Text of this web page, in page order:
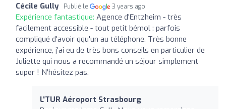
Cécile Gully Publié le 3 years ago
Expérience fantastique: Agence d'Entzheim - très
facilement accessible - tout petit bémol : parfois
compliqué d'avoir qqu'un au téléphone. Très bonne
expérience, j'ai eu de très bons conseils en particulier de
Juliette qui nous a recommandé un séjour simplement
super ! N'hésitez pas.
L'TUR Aéroport Strasbourg